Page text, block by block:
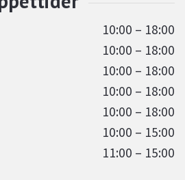
10:00 – 18:00
10:00 – 18:00
10:00 – 18:00
10:00 – 18:00
10:00 – 18:00
10:00 – 15:00
11:00 – 15:00